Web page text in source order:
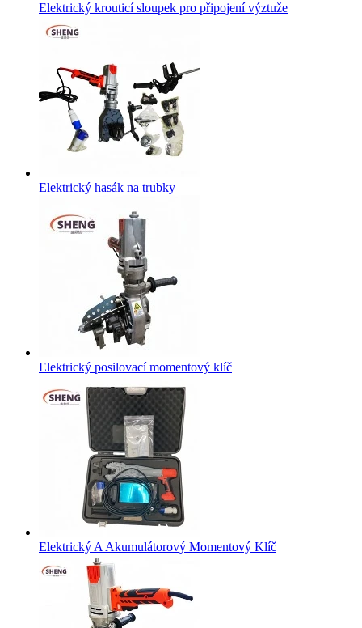
Elektrický krouticí sloupek pro připojení výztuže
Elektrický hasák na trubky
Elektrický posilovací momentový klíč
Elektrický A Akumulátorový Momentový Klíč